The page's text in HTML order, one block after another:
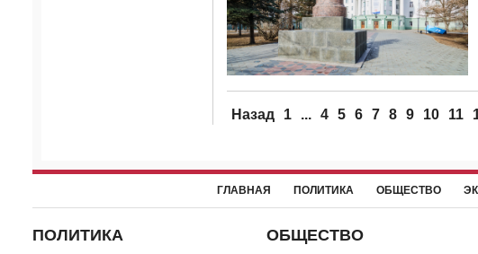
Назад 1 ... 4 5 6 7 8 9 10 11
ГЛАВНАЯ ПОЛИТИКА ОБЩЕСТВО
ПОЛИТИКА ОБЩЕСТВО